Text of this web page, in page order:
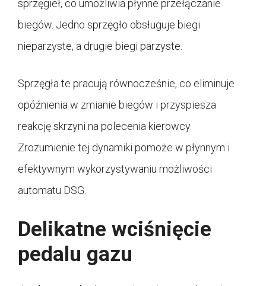
sprzęgieł, co umożliwia płynne przełączanie
biegów. Jedno sprzęgło obsługuje biegi
nieparzyste, a drugie biegi parzyste.
Sprzęgła te pracują równocześnie, co eliminuje
opóźnienia w zmianie biegów i przyspiesza
reakcję skrzyni na polecenia kierowcy.
Zrozumienie tej dynamiki pomoże w płynnym i
efektywnym wykorzystywaniu możliwości
automatu DSG.
Delikatne wciśnięcie
pedalu gazu